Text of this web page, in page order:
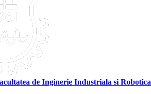
de Inginerie Industriala si Robotica